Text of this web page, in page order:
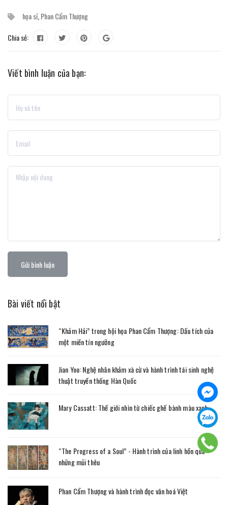
họa sĩ,Phan Cẩm Thượng
Chia sẻ:
Viết bình luận của bạn:
Gửi bình luận
Bài viết nổi bật
“Khảm Hải” trong hội họa Phan Cẩm Thượng: Dấu tích của
một miền tín ngưỡng
Jian Yoo: Nghệ nhân khảm xà cừ và hành trình tái sinh nghệ
thuật truyền thống Hàn Quốc
Mary Cassatt: Thế giới nhìn từ chiếc ghế bành màu xanh
“The Progress of a Soul” - Hành trình của linh hồn qua
những mũi thêu
Phan Cẩm Thượng và hành trình đọc văn hoá Việt